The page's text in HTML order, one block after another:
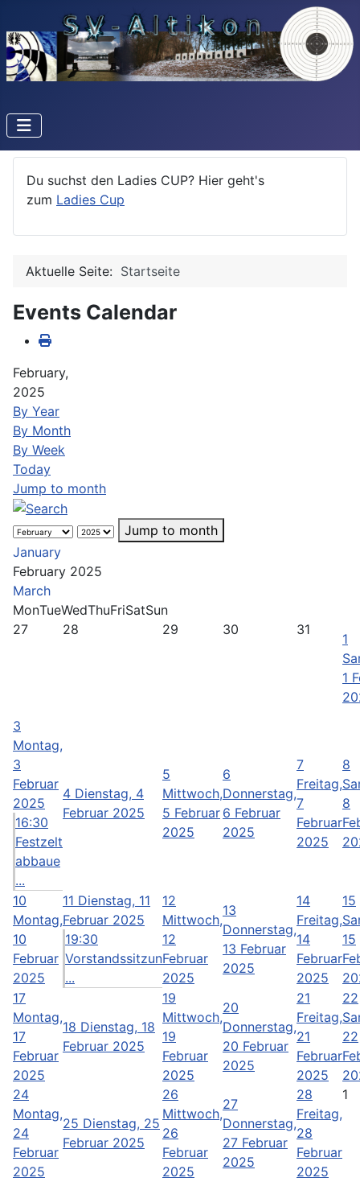
Du suchst den Ladies CUP? Hier geht's
zum Ladies Cup
Aktuelle Seite: Startseite
Events Calendar
February,
2025
By Year
By Month
By Week
Today
Jump to month
Jump to month
January
February 2025
March
MonTueWedThuFriSatSun
27
28 29 30 31
1
1
3
Montag,
3
Februar
2025
16:30
Festzelt
abbaue
...
4 Dienstag, 4
Februar 2025
5
Mittwoch,
5 Februar
2025
6
Donnerstag,
6 Februar
2025
7
Freitag,
7
Februar
2025
8
8
10
Montag,
10
Februar
2025
11 Dienstag, 11
Februar 2025
19:30
Vorstandssitzun
...
12
Mittwoch,
12
Februar
2025
13
Donnerstag,
13 Februar
2025
14
Freitag,
14
Februar
2025
15
15
17
Montag,
17
Februar
2025
18 Dienstag, 18
Februar 2025
19
Mittwoch,
19
Februar
2025
20
Donnerstag,
20 Februar
2025
21
Freitag,
21
Februar
2025
22
22
24
Montag,
24
Februar
2025
25 Dienstag, 25
Februar 2025
26
Mittwoch,
26
Februar
2025
27
Donnerstag,
27 Februar
2025
28
Freitag,
28
Februar
2025
1